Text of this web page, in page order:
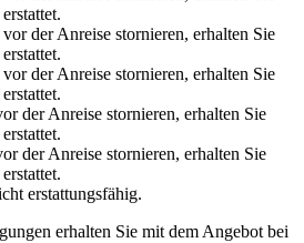
der Anreise stornieren, erhalten Sie
der Anreise stornieren, erhalten Sie
der Anreise stornieren, erhalten Sie
der Anreise stornieren, erhalten Sie
erstattungsfähig.
erhalten Sie mit dem Angebot bei